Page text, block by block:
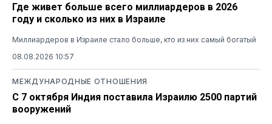
Где живет больше всего миллиардеров в 2026
году и сколько из них в Израиле
Миллиардеров в Израиле стало больше, кто из них самый богатый
08.08.2026 10:57
МЕЖДУНАРОДНЫЕ ОТНОШЕНИЯ
С 7 октября Индия поставила Израилю 2500 партий
вооружений